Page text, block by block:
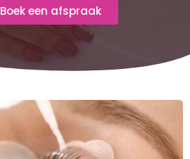
Boek een afspraak